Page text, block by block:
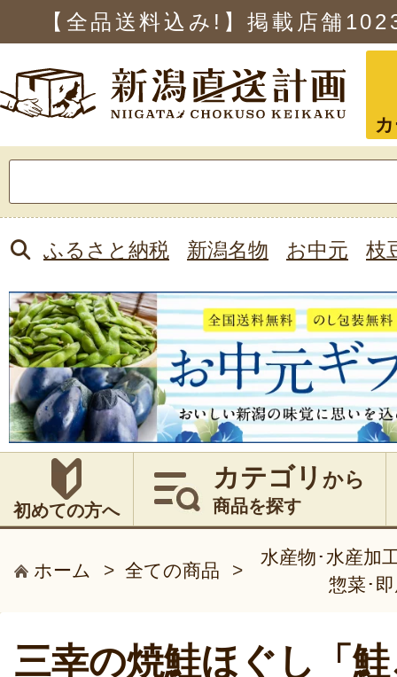
【全品送料込み!】掲載店舗
索:
ふるさと納税 新潟名物 お中元 枝
初めての方へ
カテゴリ から
商品を探す
ホーム > 全ての商品 >
水産物･水産加
惣菜･
三幸の焼鮭ほぐし「